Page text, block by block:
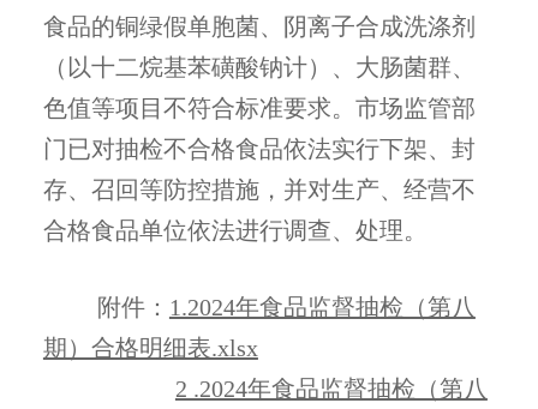
食品的铜绿假单胞菌、阴离子合成洗涤剂
（以十二烷基苯磺酸钠计）、大肠菌群、
色值等项目不符合标准要求。市场监管部
门已对抽检不合格食品依法实行下架、封
存、召回等防控措施，并对生产、经营不
合格食品单位依法进行调查、处理。
附件： 1.2024年食品监督抽检（第八
期）合格明细表.xlsx
2 .2024年食品监督抽检（第八